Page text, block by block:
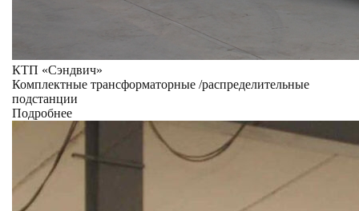
КТП «Сэндвич»
Комплектные трансформаторные /распределительные
подстанции
Подробнее